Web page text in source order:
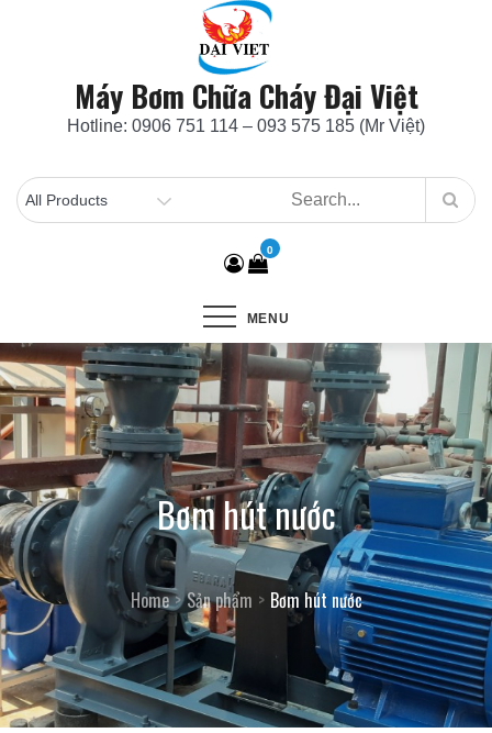
Máy Bơm Chữa Cháy Đại Việt
Hotline: 0906 751 114 – 093 575 185 (Mr Việt)
0
MENU
Bơm hút nước
Home Sản phẩm Bơm hút nước